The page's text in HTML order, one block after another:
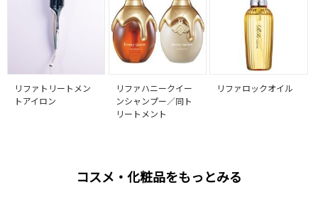
リファトリートメン
トアイロン
リファハニークイー
ンシャンプー／同ト
リートメント
リファロックオイル
コスメ・化粧品をもっとみる